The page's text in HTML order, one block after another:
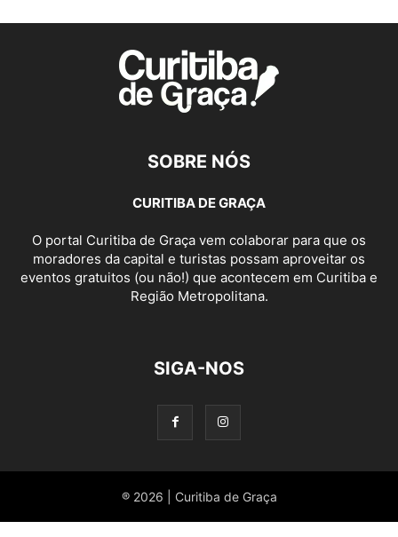
SOBRE NÓS
CURITIBA DE GRAÇA
O portal Curitiba de Graça vem colaborar para que os
moradores da capital e turistas possam aproveitar os
eventos gratuitos (ou não!) que acontecem em Curitiba e
Região Metropolitana.
SIGA-NOS
® 2026 | Curitiba de Graça